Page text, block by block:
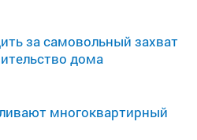
за самовольный захват
дома
многоквартирный